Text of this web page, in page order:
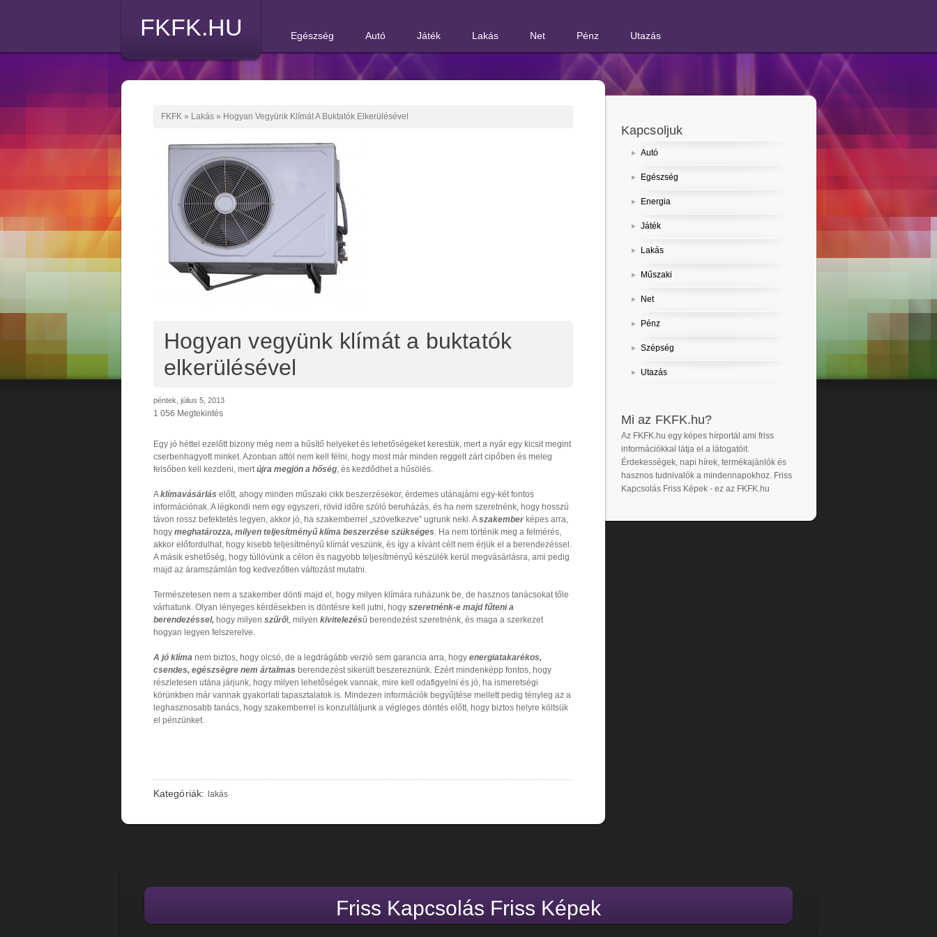
FKFK.HU Egészség Autó Játék Lakás Net Pénz Utazás
FKFK » Lakás » Hogyan Vegyünk Klímát A Buktatók Elkerülésével
Hogyan vegyünk klímát a buktatók
elkerülésével
péntek, július 5, 2013
1 056 Megtekintés
Egy jó héttel ezelőtt bizony még nem a hűsítő helyeket és lehetőségeket kerestük, mert a nyár egy kicsit megint
cserbenhagyott minket. Azonban attól nem kell félni, hogy most már minden reggelt zárt cipőben és meleg
felsőben kell kezdeni, mertújra megjön a hőség, és kezdődhet a hűsölés.
Aklímavásárlás előtt, ahogy minden műszaki cikk beszerzésekor, érdemes utánajárni egy-két fontos
információnak. A légkondi nem egy egyszeri, rövid időre szóló beruházás, és ha nem szeretnénk, hogy hosszú
távon rossz befektetés legyen, akkor jó, ha szakemberrel „szövetkezve” ugrunk neki. Aszakember képes arra,
hogy meghatározza, milyen teljesítményű klíma beszerzése szükséges. Ha nem történik meg a felmérés,
akkor előfordulhat, hogy kisebb teljesítményű klímát veszünk, és így a kívánt célt nem érjük el a berendezéssel.
A másik eshetőség, hogy túllövünk a célon és nagyobb teljesítményű készülék kerül megvásárlásra, ami pedig
majd az áramszámlán fog kedvezőtlen változást mutatni.
Természetesen nem a szakember dönti majd el, hogy milyen klímára ruházunk be, de hasznos tanácsokat tőle
várhatunk. Olyan lényeges kérdésekben is döntésre kell jutni, hogy szeretnénk-e majd fűteni a
berendezéssel, hogy milyen szűrőt, milyen kivitelezésű berendezést szeretnénk, és maga a szerkezet
hogyan legyen felszerelve.
A jó klíma nem biztos, hogy olcsó, de a legdrágább verzió sem garancia arra, hogy energiatakarékos,
csendes, egészségre nem ártalmas berendezést sikerült beszereznünk. Ezért mindenképp fontos, hogy
részletesen utána járjunk, hogy milyen lehetőségek vannak, mire kell odafigyelni és jó, ha ismeretségi
körünkben már vannak gyakorlati tapasztalatok is. Mindezen információk begyűjtése mellett pedig tényleg az a
leghasznosabb tanács, hogy szakemberrel is konzultáljunk a végleges döntés előtt, hogy biztos helyre költsük
el pénzünket.
Kategóriák: lakás
Kapcsoljuk
Autó
Egészség
Energia
Játék
Lakás
Műszaki
Net
Pénz
Szépség
Utazás
Mi az FKFK.hu?
Az FKFK.hu egy képes hírportál ami friss
információkkal látja el a látogatóit.
Érdekességek, napi hírek, termékajánlók és
hasznos tudnivalók a mindennapokhoz. Friss
Kapcsolás Friss Képek - ez az FKFK.hu
Friss Kapcsolás Friss Képek